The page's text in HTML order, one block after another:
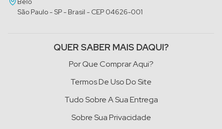
São Paulo - SP - Brasil - CEP 04626-001
QUER SABER MAIS DAQUI?
Por Que Comprar Aqui?
Termos De Uso Do Site
Tudo Sobre A Sua Entrega
Sobre Sua Privacidade